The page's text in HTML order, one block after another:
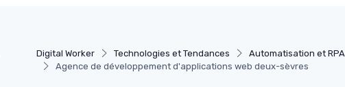
Digital Worker Technologies et Tendances
Automatisation et RPA
Agence de développement d'applications web deux-sèvres